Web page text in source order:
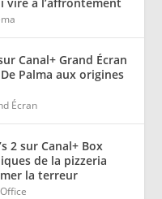
Canal+ Grand Écran
Palma aux origines
Écran
2 sur Canal+ Box
de la pizzeria
la terreur